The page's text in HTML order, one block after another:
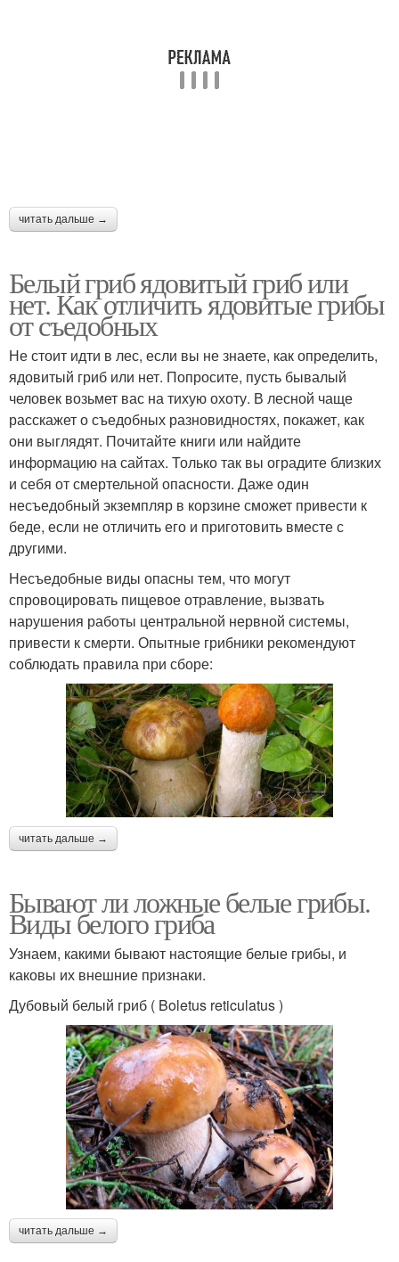
читать дальше →
Белый гриб ядовитый гриб или
нет. Как отличить ядовитые грибы
от съедобных
Не стоит идти в лес, если вы не знаете, как определить,
ядовитый гриб или нет. Попросите, пусть бывалый
человек возьмет вас на тихую охоту. В лесной чаще
расскажет о съедобных разновидностях, покажет, как
они выглядят. Почитайте книги или найдите
информацию на сайтах. Только так вы оградите близких
и себя от смертельной опасности. Даже один
несъедобный экземпляр в корзине сможет привести к
беде, если не отличить его и приготовить вместе с
другими.
Несъедобные виды опасны тем, что могут
спровоцировать пищевое отравление, вызвать
нарушения работы центральной нервной системы,
привести к смерти. Опытные грибники рекомендуют
соблюдать правила при сборе:
читать дальше →
Бывают ли ложные белые грибы.
Виды белого гриба
Узнаем, какими бывают настоящие белые грибы, и
каковы их внешние признаки.
Дубовый белый гриб ( Boletus reticulatus )
читать дальше →